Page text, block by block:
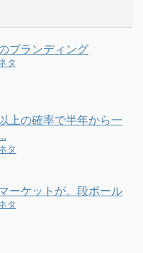
ブランディング
タ
上の確率で半年から一
タ
ーケットが。段ボール
タ